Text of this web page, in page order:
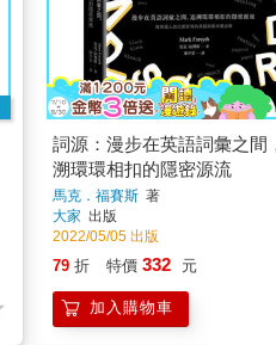
詞源：漫步在英語詞彙之間
溯環環相扣的隱密源流
馬克．福賽斯著
大家 出版
2022/05/05 出版
79 折 特價 332 元
加入購物車